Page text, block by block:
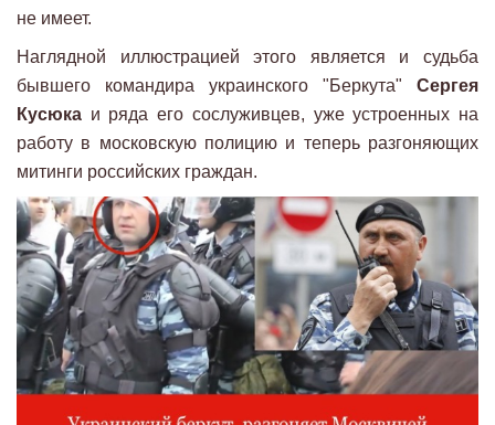
не имеет.
Наглядной иллюстрацией этого является и судьба
бывшего командира украинского "Беркута" Сергея
Кусюка и ряда его сослуживцев, уже устроенных на
работу в московскую полицию и теперь разгоняющих
митинги российских граждан.